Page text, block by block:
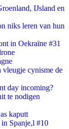
IJsland en
niks leren van hun
in Oekraïne #31
vleugje cynisme de
day incoming?
te nodigen
kaputt
Spanje,l #10